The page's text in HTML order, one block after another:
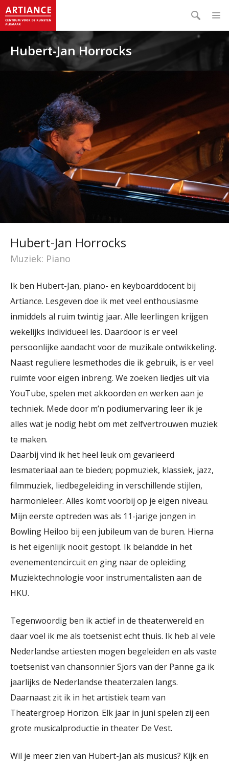
Hubert-Jan Horrocks
Hubert-Jan Horrocks
Muziek: Piano
Ik ben Hubert-Jan, piano- en keyboarddocent bij
Artiance. Lesgeven doe ik met veel enthousiasme
inmiddels al ruim twintig jaar. Alle leerlingen krijgen
wekelijks individueel les. Daardoor is er veel
persoonlijke aandacht voor de muzikale ontwikkeling.
Naast reguliere lesmethodes die ik gebruik, is er veel
ruimte voor eigen inbreng. We zoeken liedjes uit via
YouTube, spelen met akkoorden en werken aan je
techniek. Mede door m’n podiumervaring leer ik je
alles wat je nodig hebt om met zelfvertrouwen muziek
te maken.
Daarbij vind ik het heel leuk om gevarieerd
lesmateriaal aan te bieden; popmuziek, klassiek, jazz,
filmmuziek, liedbegeleiding in verschillende stijlen,
harmonieleer. Alles komt voorbij op je eigen niveau.
Mijn eerste optreden was als 11-jarige jongen in
Bowling Heiloo bij een jubileum van de buren. Hierna
is het eigenlijk nooit gestopt. Ik belandde in het
evenementencircuit en ging naar de opleiding
Muziektechnologie voor instrumentalisten aan de
HKU.
Tegenwoordig ben ik actief in de theaterwereld en
daar voel ik me als toetsenist echt thuis. Ik heb al vele
Nederlandse artiesten mogen begeleiden en als vaste
toetsenist van chansonnier Sjors van der Panne ga ik
jaarlijks de Nederlandse theaterzalen langs.
Daarnaast zit ik in het artistiek team van
Theatergroep Horizon. Elk jaar in juni spelen zij een
grote musicalproductie in theater De Vest.
Wil je meer zien van Hubert-Jan als musicus? Kijk en